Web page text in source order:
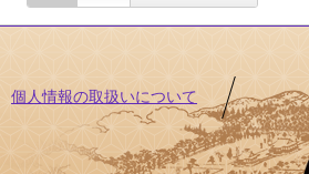
個人情報の取扱いについて